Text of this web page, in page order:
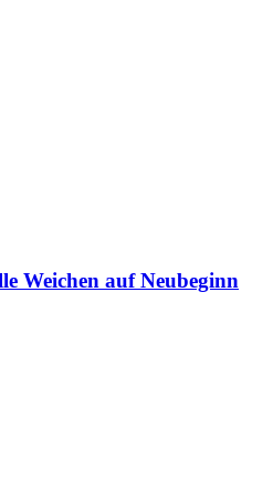
Weichen auf Neubeginn